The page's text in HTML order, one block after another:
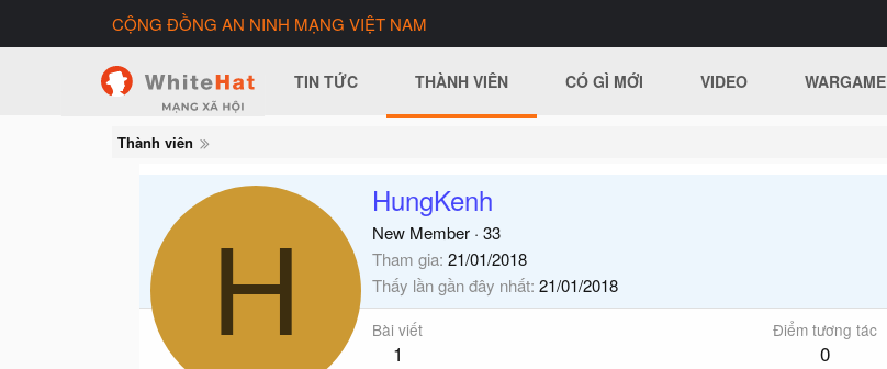
CỘNG ĐỒNG AN NINH MẠNG VIỆT NAM
TIN TỨC THÀNH VIÊN CÓ GÌ MỚI VIDEO WARGAME
Thành viên
H
HungKenh
New Member · 33
Tham gia 21/01/2018
Thấy lần gần đây nhất 21/01/2018
Bài viết
1
Điểm tương tác
0